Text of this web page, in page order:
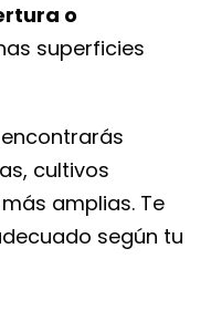
o
superficies
encontrarás
cultivos
amplias. Te
según tu